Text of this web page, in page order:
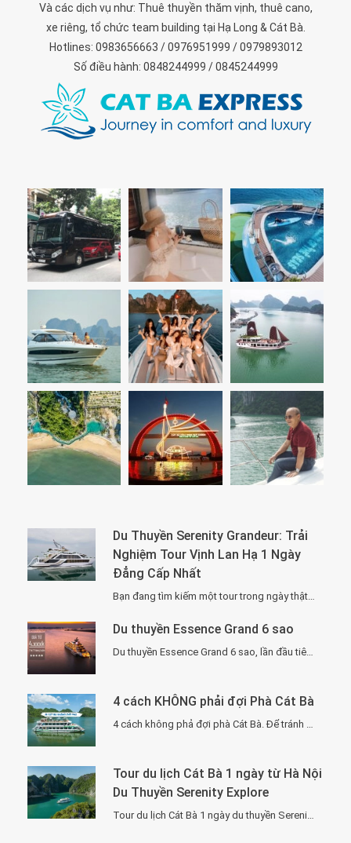
Và các dịch vụ như: Thuê thuyền thăm vịnh, thuê cano,
xe riêng, tổ chức team building tại Hạ Long & Cát Bà.
Hotlines: 0983656663 / 0976951999 / 0979893012
Số điều hành: 0848244999 / 0845244999
Du Thuyền Serenity Grandeur: Trải
Nghiệm Tour Vịnh Lan Hạ 1 Ngày
Đẳng Cấp Nhất
Du thuyền Essence Grand 6 sao
4 cách KHÔNG phải đợi Phà Cát Bà
Tour du lịch Cát Bà 1 ngày từ Hà Nội
Du Thuyền Serenity Explore